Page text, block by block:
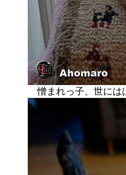
憎まれっ子、世には